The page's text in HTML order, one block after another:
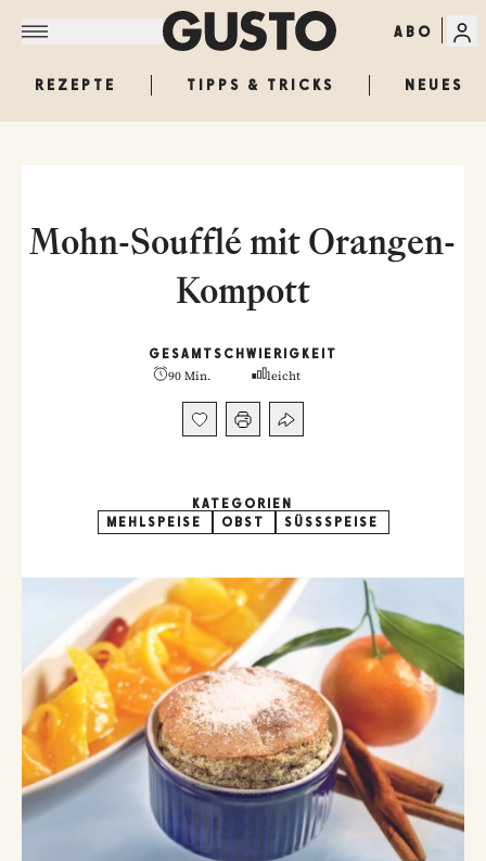
ABO
REZEPTE TIPPS & TRICKS NEUES
Mohn-Soufflé mit Orangen-
Kompott
GESAMT
90 Min.
SCHWIERIGKEIT
leicht
KATEGORIEN
MEHLSPEISE
OBST SÜSSSPEISE